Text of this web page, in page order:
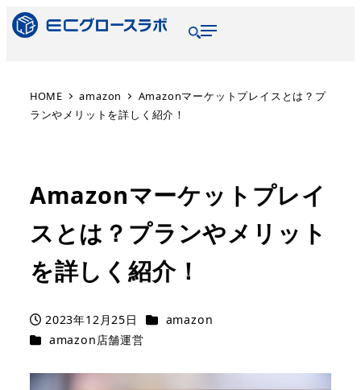
HOME amazon
Amazonマーケットプレイスとは？プ
ランやメリットを詳しく紹介！
Amazonマーケットプレイ
スとは？プランやメリット
を詳しく紹介！
2023年12月25日
amazon
amazon店舗運営